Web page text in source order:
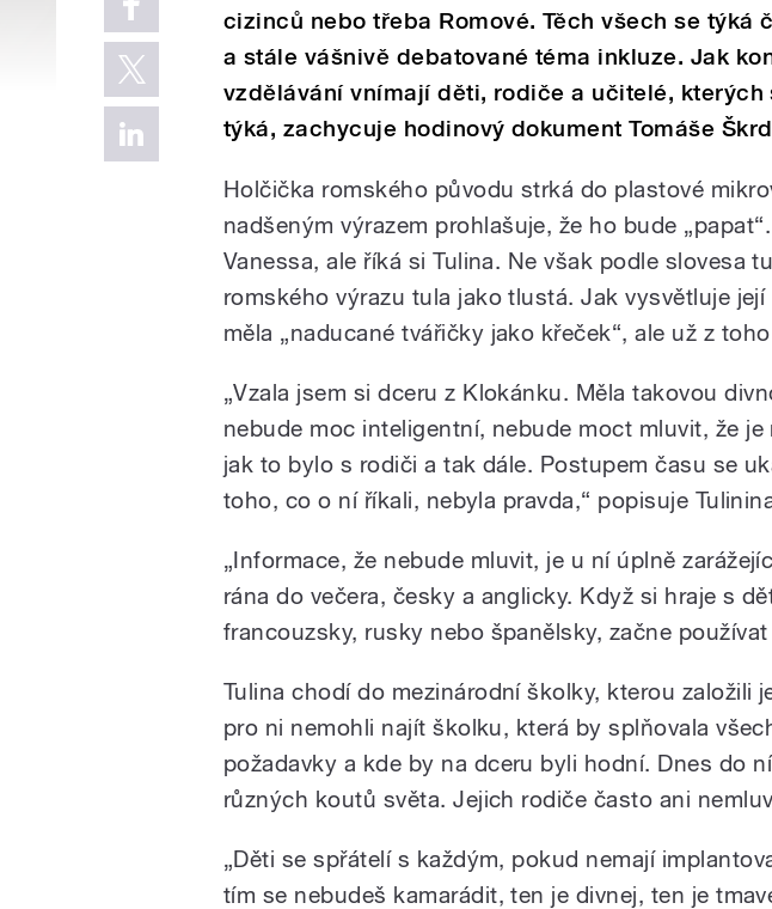
cizinců nebo třeba Romové. Těch všech se týká
a stále vášnivě debatované téma inkluze. Jak
vzdělávání vnímají děti, rodiče a učitelé, kterých
týká, zachycuje hodinový dokument Tomáše
Holčička romského původu strká do plastové
nadšeným výrazem prohlašuje, že ho bude
Vanessa, ale říká si Tulina. Ne však podle slovesa
romského výrazu tula jako tlustá. Jak vysvětluje
měla „naducané tvářičky jako křeček“, ale už z
„Vzala jsem si dceru z Klokánku. Měla takovou
nebude moc inteligentní, nebude moct mluvit, že
jak to bylo s rodiči a tak dále. Postupem času se
toho, co o ní říkali, nebyla pravda,“ popisuje
„Informace, že nebude mluvit, je u ní úplně
rána do večera, česky a anglicky. Když si hraje s
francouzsky, rusky nebo španělsky, začne používat
Tulina chodí do mezinárodní školky, kterou založili
pro ni nemohli najít školku, která by splňovala
požadavky a kde by na dceru byli hodní. Dnes do
různých koutů světa. Jejich rodiče často ani
„Děti se spřátelí s každým, pokud nemají
tím se nebudeš kamarádit, ten je divnej, ten je